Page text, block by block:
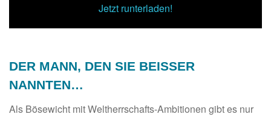
Jetzt runterladen!
DER MANN, DEN SIE BEISSER
NANNTEN…
Als Bösewicht mit Weltherrschafts-Ambitionen gibt es nur